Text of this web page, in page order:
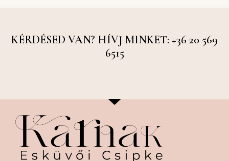
KÉRDÉSED VAN? HÍVJ MINKET: +36 20 569
6515